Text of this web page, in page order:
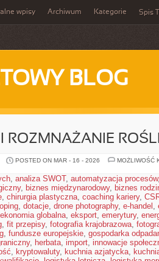
wpisy Archiwum Kategorie Spis
BLOG
ROZMNAŻANIE
POSTED ON MAR - 16 - 2026
MOŻLIWOŚĆ
, analiza SWOT, automatyzacja procesów
, biznes międzynarodowy, biznes
, chirurgia plastyczna, coaching kariery,
, dotacje, drone photography, e-handel ,
ekonomia globalna, eksport, emerytury,
, fit przepisy, fotografia krajobrazowa,
, fundusze europejskie, gospodarka
, herbata, import, innowacje
, kryptowaluty, kuchnia azjatycka,